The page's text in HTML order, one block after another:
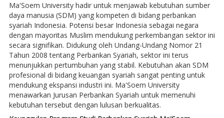
Ma'Soem University hadir untuk menjawab kebutuhan sumber
daya manusia (SDM) yang kompeten di bidang perbankan
syariah Indonesia. Potensi besar Indonesia sebagai negara
dengan mayoritas Muslim mendukung perkembangan sektor ini
secara signifikan. Didukung oleh Undang-Undang Nomor 21
Tahun 2008 tentang Perbankan Syariah, sektor ini terus
menunjukkan pertumbuhan yang stabil. Kebutuhan akan SDM
profesional di bidang keuangan syariah sangat penting untuk
mendukung ekspansi industri ini. Ma'Soem University
menawarkan Jurusan Perbankan Syariah untuk memenuhi
kebutuhan tersebut dengan lulusan berkualitas.